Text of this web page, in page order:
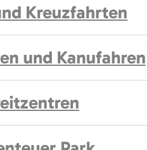
Kreuzfahrten
und Kanufahren